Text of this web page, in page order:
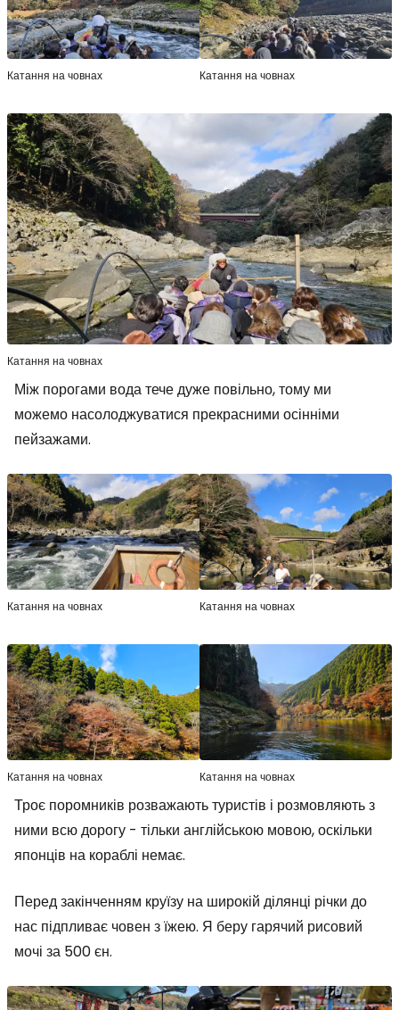
Катання на човнах Катання на човнах
Катання на човнах
Між порогами вода тече дуже повільно, тому ми
можемо насолоджуватися прекрасними осінніми
пейзажами.
Катання на човнах Катання на човнах
Катання на човнах Катання на човнах
Троє поромників розважають туристів і розмовляють з
ними всю дорогу - тільки англійською мовою, оскільки
японців на кораблі немає.
Перед закінченням круїзу на широкій ділянці річки до
нас підпливає човен з їжею. Я беру гарячий рисовий
мочі за 500 єн.